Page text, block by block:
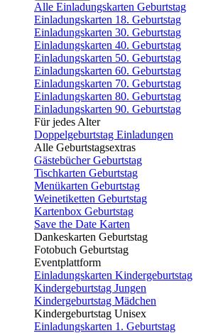
Alle Einladungskarten Geburtstag
Einladungskarten 18. Geburtstag
Einladungskarten 30. Geburtstag
Einladungskarten 40. Geburtstag
Einladungskarten 50. Geburtstag
Einladungskarten 60. Geburtstag
Einladungskarten 70. Geburtstag
Einladungskarten 80. Geburtstag
Einladungskarten 90. Geburtstag
Für jedes Alter
Doppelgeburtstag Einladungen
Alle Geburtstagsextras
Gästebücher Geburtstag
Tischkarten Geburtstag
Menükarten Geburtstag
Weinetiketten Geburtstag
Kartenbox Geburtstag
Save the Date Karten
Dankeskarten Geburtstag
Fotobuch Geburtstag
Eventplattform
Einladungskarten Kindergeburtstag
Kindergeburtstag Jungen
Kindergeburtstag Mädchen
Kindergeburtstag Unisex
Einladungskarten 1. Geburtstag